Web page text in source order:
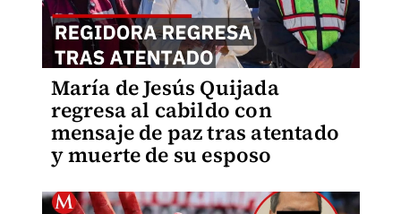
María de Jesús Quijada
regresa al cabildo con
mensaje de paz tras atentado
y muerte de su esposo